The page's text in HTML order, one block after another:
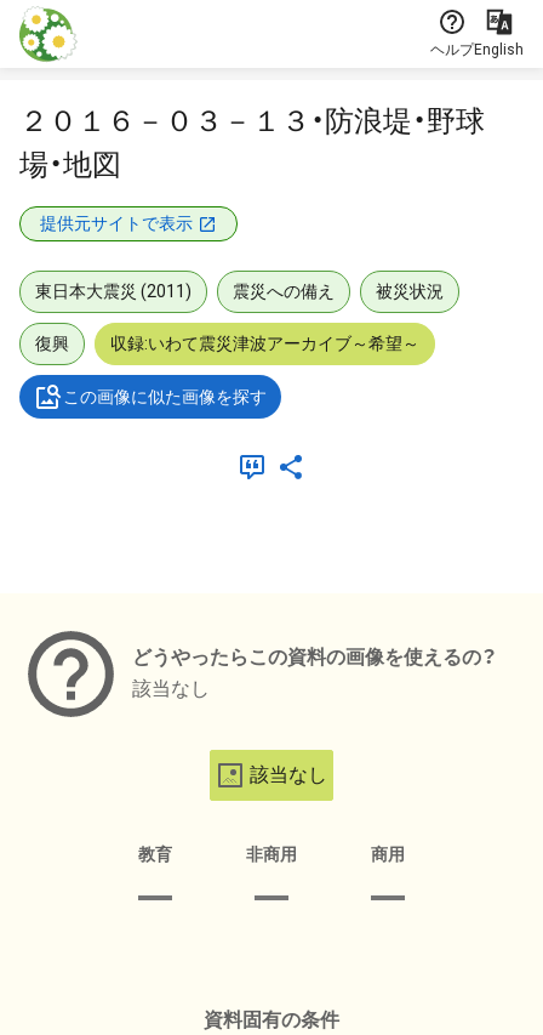
本文に飛ぶ
ヘルプEnglish
２０１６－０３－１３・防浪堤・野球
場・地図
提供元サイトで表示
東日本大震災 (2011) 震災への備え 被災状況
復興 収録:いわて震災津波アーカイブ～希望～
この画像に似た画像を探す
どうやったらこの資料の画像を使えるの？
該当なし
該当なし
教育 非商用 商用
資料固有の条件